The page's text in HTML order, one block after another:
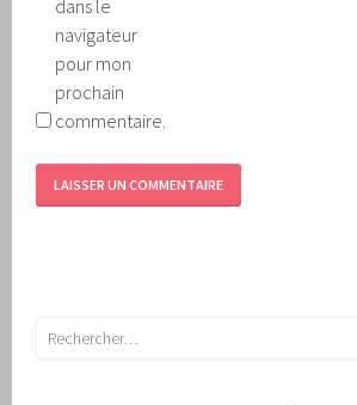
dans le
navigateur
pour mon
prochain
commentaire.
Rechercher :